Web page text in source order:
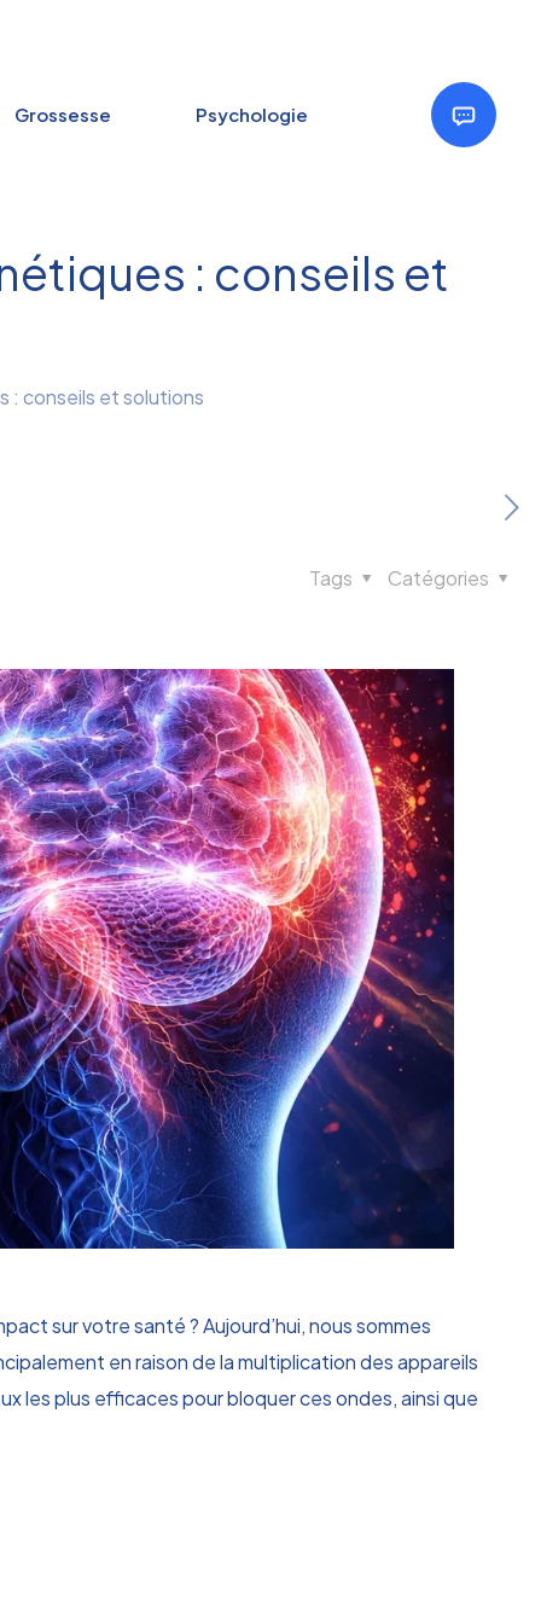
Grossesse Psychologie
: conseils et
: conseils et solutions
Catégories
Tags
sur votre santé ? Aujourd’hui, nous sommes
en raison de la multiplication des appareils
les plus efficaces pour bloquer ces ondes, ainsi que